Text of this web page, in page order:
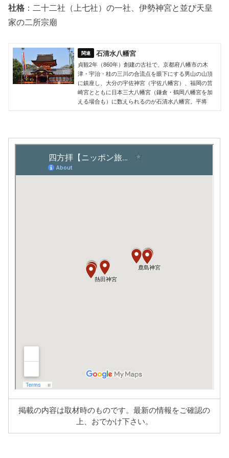
社格 ：二十二社（上七社）の一社、伊勢神宮と並び天皇
家の二所宗廟
石清水八幡宮
貞観2年（860年）創建の古社で、京都府八幡市の木
津・宇治・桂の三川の合流点を眼下にする男山の山頂
に鎮座し、大分の宇佐神宮（宇佐八幡宮）、福岡の筥
崎宮とともに日本三大八幡宮（鎌倉・鶴岡八幡宮を加
える場合も）に数えられるのが石清水八幡宮。平将
掲載の内容は取材時のものです。最新の情報をご確認の
上、おでかけ下さい。